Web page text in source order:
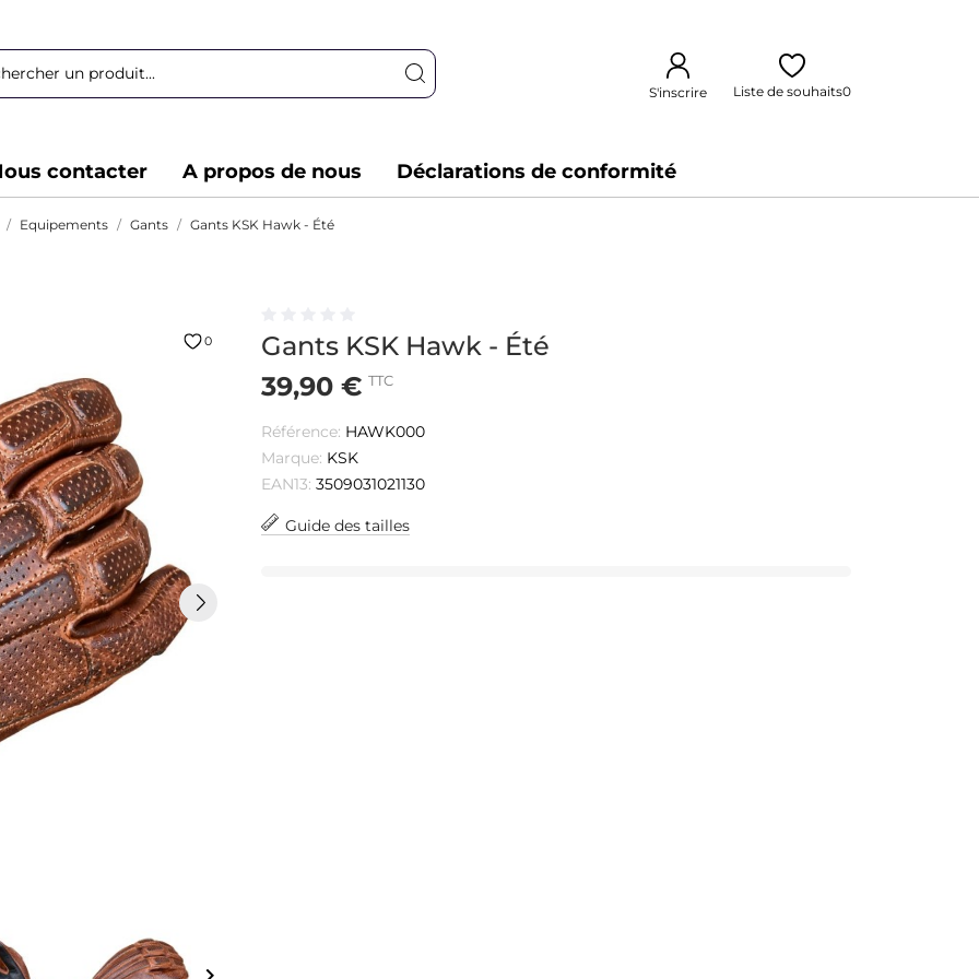
S'inscrire Liste de souhaits0
contacter A propos de nous Déclarations de conformité
Equipements Gants Gants KSK Hawk - Été
0
Gants KSK Hawk - Été
39,90 € TTC
Référence: HAWK000
Marque: KSK
EAN13: 3509031021130
Guide des tailles